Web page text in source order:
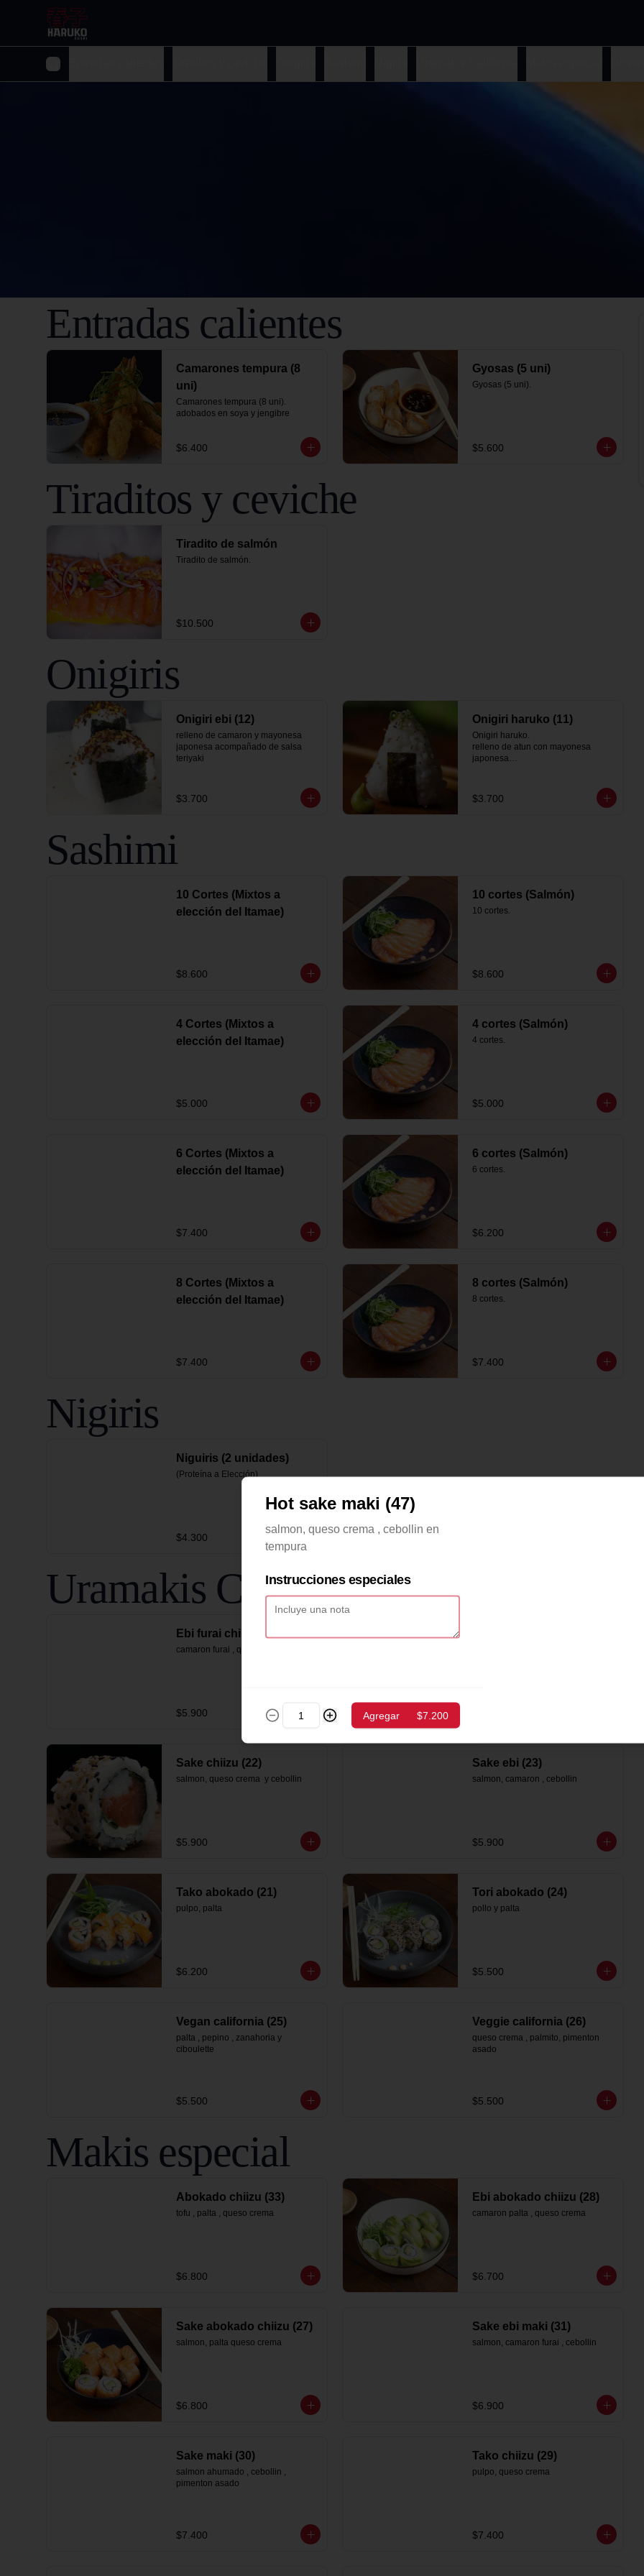
Entradas calientes
Camarones tempura (8
uni)
Camarones tempura (8 uni).
adobados en soya y jengibre
$6.400
Gyosas (5 uni)
Gyosas (5 uni).
$5.600
Tiraditos y ceviche
Tiradito de salmón
Tiradito de salmón.
$10.500
Onigiris
Onigiri ebi (12)
relleno de camaron y mayonesa
japonesa acompañado de salsa
teriyaki
$3.700
Onigiri haruko (11)
Onigiri haruko.
relleno de atun con mayonesa
japonesa
$3.700
Sashimi
10 Cortes (Mixtos a
elección del Itamae)
$8.600
10 cortes (Salmón)
10 cortes.
$8.600
4 Cortes (Mixtos a
elección del Itamae)
$5.000
4 cortes (Salmón)
4 cortes.
$5.000
6 Cortes (Mixtos a
elección del Itamae)
$7.400
6 cortes (Salmón)
6 cortes.
$6.200
8 Cortes (Mixtos a
elección del Itamae)
$7.400
8 cortes (Salmón)
8 cortes.
$7.400
Nigiris
Niguiris (2 unidades)
(Proteína a Elección)
$4.300
Uramakis California
Ebi furai chiizu (20)
camaron furai , queso crema , palta
$5.900
Sake chiizu (22)
salmon, queso crema  y cebollin
$5.900
Sake ebi (23)
salmon, camaron , cebollin
$5.900
Tako abokado (21)
pulpo, palta
$6.200
Tori abokado (24)
pollo y palta
$5.500
Vegan california (25)
palta , pepino , zanahoria y
ciboulette
$5.500
Veggie california (26)
queso crema , palmito, pimenton
asado
$5.500
Makis especial
Abokado chiizu (33)
tofu , palta , queso crema
$6.800
Ebi abokado chiizu (28)
camaron palta , queso crema
$6.700
Sake abokado chiizu (27)
salmon, palta queso crema
$6.800
Sake ebi maki (31)
salmon, camaron furai , cebollin
$6.900
Sake maki (30)
salmon ahumado , cebollin ,
pimenton asado
$7.400
Tako chiizu (29)
pulpo, queso crema
$7.400
Hot sake maki (47)
salmon, queso crema , cebollin en
tempura
Instrucciones especiales
Agregar $7.200